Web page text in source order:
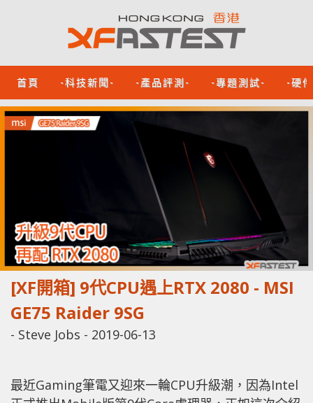
首頁 -科技新聞- -產品評測- -專題測試- -硬
[XF開箱] 9代CPU遇上RTX 2080 - MSI
GE75 Raider 9SG
- Steve Jobs - 2019-06-13
最近Gaming筆電又迎來一輪CPU升級潮，因為Intel